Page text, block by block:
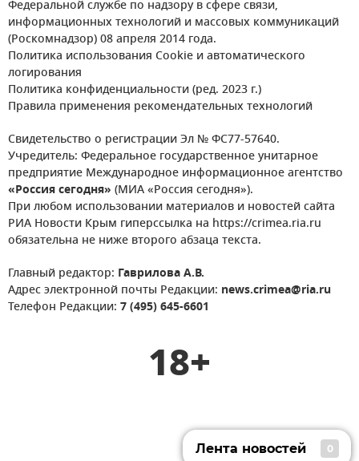
Федеральной службе по надзору в сфере связи,
информационных технологий и массовых коммуникаций
(Роскомнадзор) 08 апреля 2014 года.
Политика использования Cookie и автоматического
логирования
Политика конфиденциальности (ред. 2023 г.)
Правила применения рекомендательных технологий
Свидетельство о регистрации Эл № ФС77-57640.
Учредитель: Федеральное государственное унитарное
предприятие Международное информационное агентство
«Россия сегодня» (МИА «Россия сегодня»).
При любом использовании материалов и новостей сайта
РИА Новости Крым гиперссылка на https://crimea.ria.ru
обязательна не ниже второго абзаца текста.
Главный редактор: Гаврилова А.В.
Адрес электронной почты Редакции: news.crimea@ria.ru
Телефон Редакции: 7 (495) 645-6601
18+
Лента новостей 0